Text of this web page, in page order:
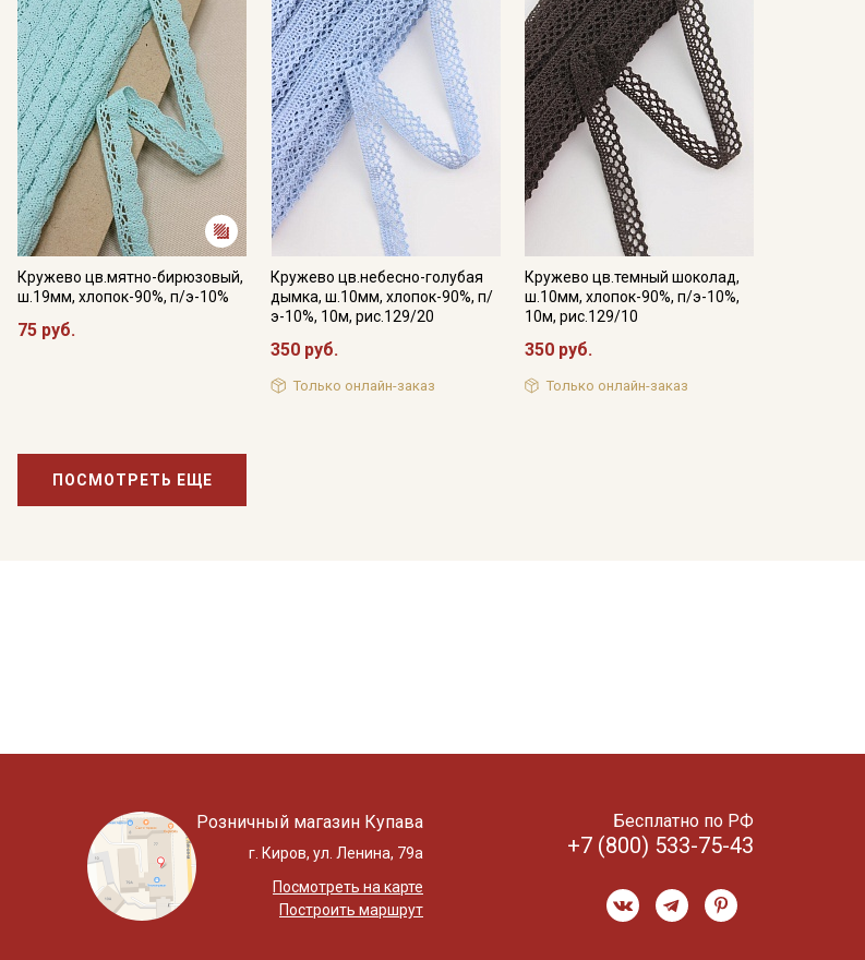
Кружево цв.мятно-бирюзовый,
ш.19мм, хлопок-90%, п/э-10%
75 руб.
Кружево цв.небесно-голубая
дымка, ш.10мм, хлопок-90%, п/
э-10%, 10м, рис.129/20
350 руб.
Только онлайн-заказ
Кружево цв.темный шоколад,
ш.10мм, хлопок-90%, п/э-10%,
10м, рис.129/10
350 руб.
Только онлайн-заказ
ПОСМОТРЕТЬ ЕЩЕ
Розничный магазин Купава
г. Киров, ул. Ленина, 79а
Посмотреть на карте
Построить маршрут
Бесплатно по РФ
+7 (800) 533-75-43